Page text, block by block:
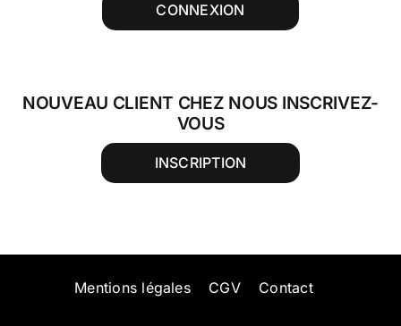
CONNEXION
NOUVEAU CLIENT CHEZ NOUS INSCRIVEZ-
VOUS
INSCRIPTION
Mentions légales CGV Contact